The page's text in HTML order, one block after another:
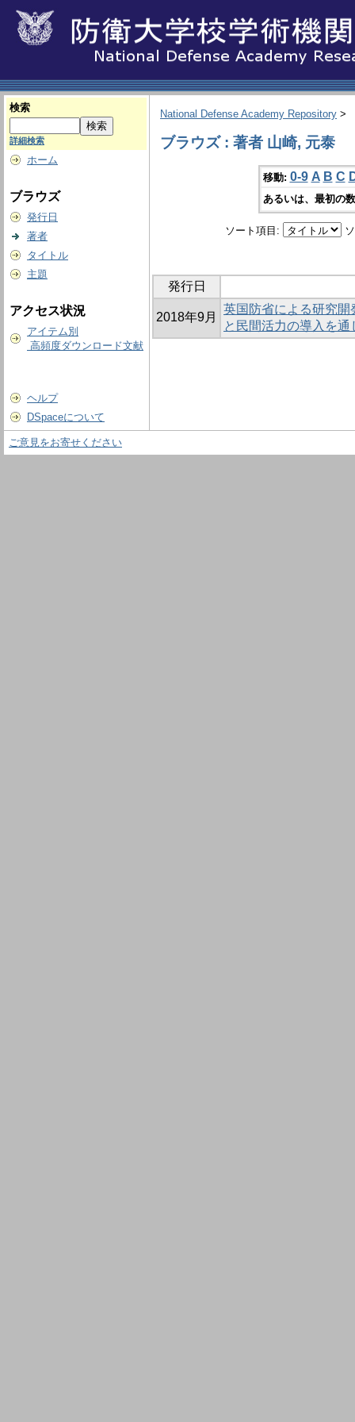
検索
詳細検索
ホーム
ブラウズ
発行日
著者
タイトル
主題
アクセス状況
アイテム別
高頻度ダウンロード文献
ヘルプ
DSpaceについて
National Defense Academy Repository >
ブラウズ : 著者 山崎, 元泰
移動: 0-9 A B C
あるいは、最初の
ソート項目:
発行日
2018年9月
英国防省による研究
と民間活力の導入を通
ご意見をお寄せください